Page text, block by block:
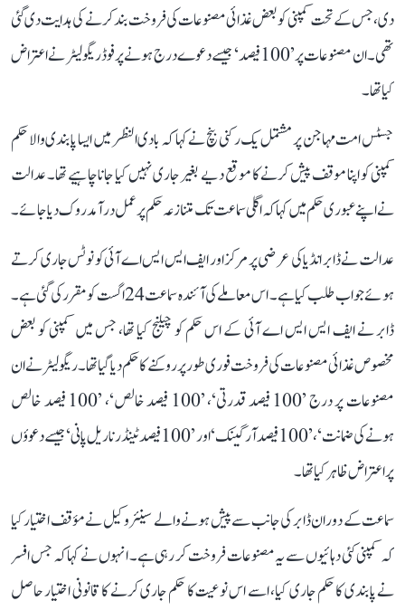
دی، جس کے تحت کمپنی کو بعض غذائی مصنوعات کی فروخت بند کرنے کی ہدایت دی گئی
تھی۔ ان مصنوعات پر ’100 فیصد‘ جیسے دعوے درج ہونے پر فوڈ ریگولیٹر نے اعتراض
کیا تھا۔
جسٹس امت مہاجن پر مشتمل یک رکنی بنچ نے کہا کہ بادی النظر میں ایسا پابندی والا حکم
کمپنی کو اپنا موقف پیش کرنے کا موقع دیے بغیر جاری نہیں کیا جانا چاہیے تھا۔ عدالت
نے اپنے عبوری حکم میں کہا کہ اگلی سماعت تک متنازعہ حکم پر عمل درآمد روک دیا جائے۔
عدالت نے ڈابر انڈیا کی عرضی پر مرکز اور ایف ایس ایس اے آئی کو نوٹس جاری کرتے
ہوئے جواب طلب کیا ہے۔ اس معاملے کی آئندہ سماعت 24 اگست کو مقرر کی گئی ہے۔
ڈابر نے ایف ایس ایس اے آئی کے اس حکم کو چیلنج کیا تھا، جس میں کمپنی کو بعض
مخصوص غذائی مصنوعات کی فروخت فوری طور پر روکنے کا حکم دیا گیا تھا۔ ریگولیٹر نے ان
مصنوعات پر درج ’100 فیصد قدرتی‘، ’100 فیصد خالص‘، ’100 فیصد خالص
ہونے کی ضمانت‘، ’100 فیصد آرگینک‘ اور ’100 فیصد ٹینڈر ناریل پانی‘ جیسے دعوؤں
پر اعتراض ظاہر کیا تھا۔
سماعت کے دوران ڈابر کی جانب سے پیش ہونے والے سینئر وکیل نے مؤقف اختیار کیا
کہ کمپنی کئی دہائیوں سے یہ مصنوعات فروخت کر رہی ہے۔ انہوں نے کہا کہ جس افسر
نے پابندی کا حکم جاری کیا، اسے اس نوعیت کا حکم جاری کرنے کا قانونی اختیار حاصل